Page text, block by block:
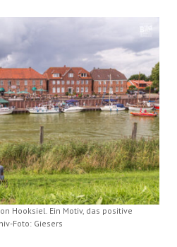
Hooksiel. Ein Motiv, das positive
Foto: Giesers